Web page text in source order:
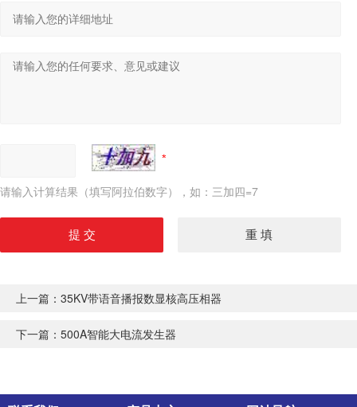
请输入计算结果（填写阿拉伯数字），如：三加四=7
上一篇： 35KV带语音播报数显核高压相器
下一篇： 500A智能大电流发生器